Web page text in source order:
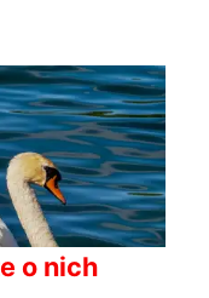
o nich